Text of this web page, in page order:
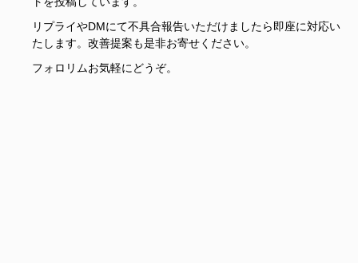
リプライやDMにて不具合報告いただけましたら即座に対応い
たします。改善提案も是非お寄せください。
フォロリムお気軽にどうぞ。